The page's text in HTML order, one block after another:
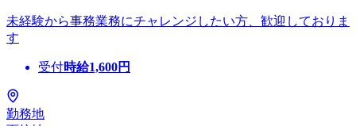
未経験から事務業務にチャレンジしたい方、歓迎しておりま
す
受付時給1,600円
勤務地